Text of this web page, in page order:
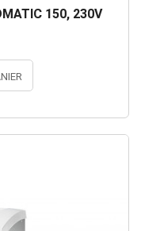
150, 230V